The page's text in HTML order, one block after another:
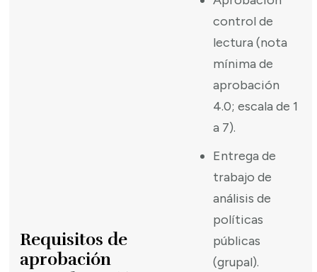
Requisitos de
aprobación
control de
lectura (nota
mínima de
aprobación
4.0; escala de 1
a 7).
Entrega de
trabajo de
análisis de
políticas
públicas
(grupal).